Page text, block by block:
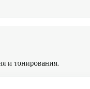
и тонирования.